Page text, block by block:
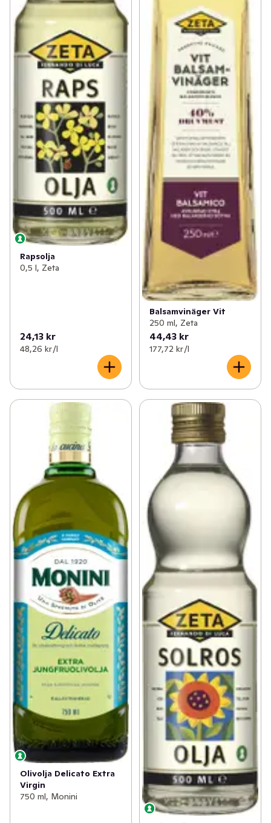
Rapsolja
0,5 l, Zeta
24,13 kr
48,26 kr /l
Balsamvinäger Vit
250 ml, Zeta
44,43 kr
177,72 kr /l
Olivolja Delicato Extra
Virgin
750 ml, Monini